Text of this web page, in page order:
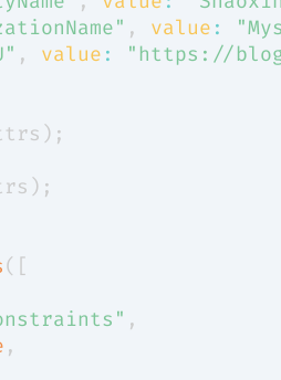
, value :
, value :
"https://
) ;
) ;
( [
,
,